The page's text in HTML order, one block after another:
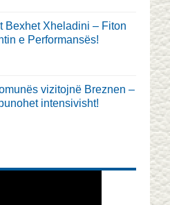
Bexhet Xheladini – Fiton
e Performansës!
vizitojnë Breznen –
intensivisht!